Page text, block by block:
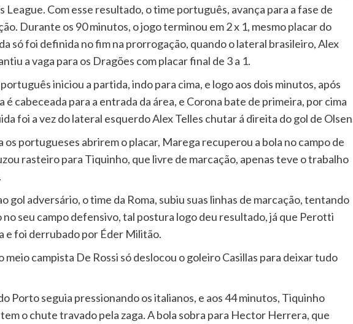
League. Com esse resultado, o time português, avança para a fase de
Durante os 90 minutos, o jogo terminou em 2 x 1, mesmo placar do
só foi definida no fim na prorrogação, quando o lateral brasileiro, Alex
a vaga para os Dragões com placar final de 3 a 1.
iniciou a partida, indo para cima, e logo aos dois minutos, após
é cabeceada para a entrada da área, e Corona bate de primeira, por cima
foi a vez do lateral esquerdo Alex Telles chutar á direita do gol de
os portugueses abrirem o placar, Marega recuperou a bola no campo de
rasteiro para Tiquinho, que livre de marcação, apenas teve o trabalho
gol adversário, o time da Roma, subiu suas linhas de marcação, tentando
seu campo defensivo, tal postura logo deu resultado, já que Perotti
e foi derrubado por Éder Militão.
meio campista De Rossi só deslocou o goleiro Casillas para deixar tudo
Porto seguia pressionando os italianos, e aos 44 minutos, Tiquinho
o chute travado pela zaga. A bola sobra para Hector Herrera, que